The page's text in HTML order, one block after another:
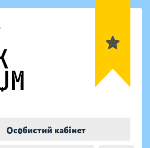
Особистий кабінет